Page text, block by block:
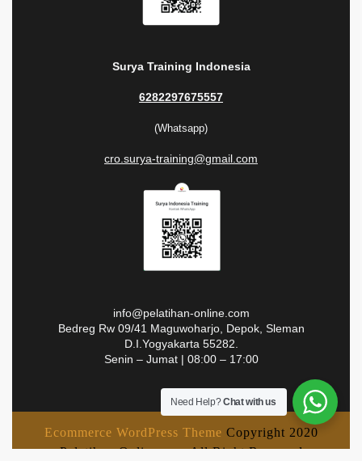
Surya Training Indonesia
6282297675557
(Whatsapp)
cro.surya-training@gmail.com
info@pelatihan-online.com
Bedreg Rw 09/41 Maguwoharjo, Depok, Sleman
D.I.Yogyakarta 55282.
Senin – Jumat | 08:00 – 17:00
Ecommerce WordPress Theme Copyright 2020
Pelatihan-Online.com All Right Reserved
Need Help?Chat with us